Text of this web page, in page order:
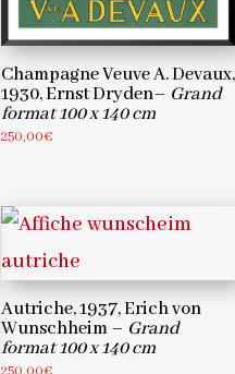
Champagne Veuve A. Devaux,
1930, Ernst Dryden– Grand
format 100 x 140 cm
250,00€
Autriche, 1937, Erich von
Wunschheim – Grand
format 100 x 140 cm